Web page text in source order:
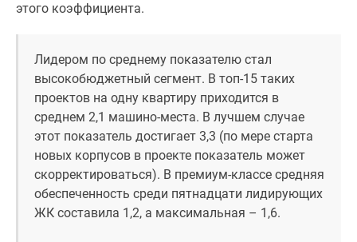
Квартиры
Ипотечный
калькулятор
Семейная
ипотека
Военная
ипотека
Банки
этого коэффициента.
Лидером по среднему показателю стал
высокобюджетный сегмент. В топ-15 таких
проектов на одну квартиру приходится в
среднем 2,1 машино-места. В лучшем случае
этот показатель достигает 3,3 (по мере старта
новых корпусов в проекте показатель может
скорректироваться). В премиум-классе средняя
обеспеченность среди пятнадцати лидирующих
ЖК составила 1,2, а максимальная – 1,6.